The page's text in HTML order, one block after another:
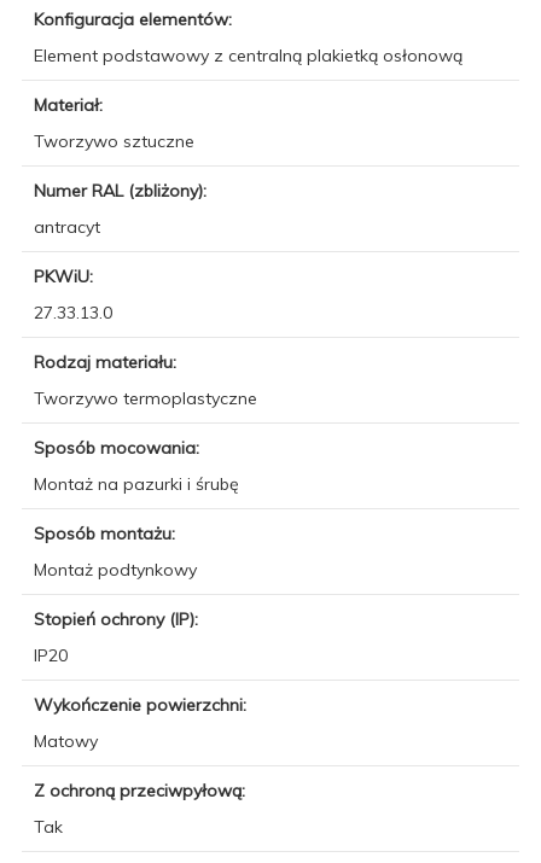
Konfiguracja elementów:
Element podstawowy z centralną plakietką osłonową
Materiał:
Tworzywo sztuczne
Numer RAL (zbliżony):
antracyt
PKWiU:
27.33.13.0
Rodzaj materiału:
Tworzywo termoplastyczne
Sposób mocowania:
Montaż na pazurki i śrubę
Sposób montażu:
Montaż podtynkowy
Stopień ochrony (IP):
IP20
Wykończenie powierzchni:
Matowy
Z ochroną przeciwpyłową:
Tak